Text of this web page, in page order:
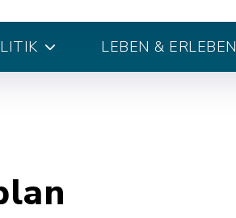
LEBEN & ERLEBEN